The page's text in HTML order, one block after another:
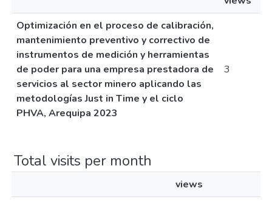
Optimización en el proceso de calibración,
mantenimiento preventivo y correctivo de
instrumentos de medición y herramientas
de poder para una empresa prestadora de
servicios al sector minero aplicando las
metodologías Just in Time y el ciclo
PHVA, Arequipa 2023
3
Total visits per month
views